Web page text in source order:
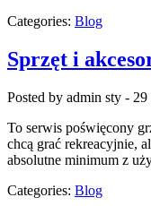
Categories: Blog
Sprzęt i
Posted by admin sty - 29
To serwis poświęcony
chcą grać rekreacyjnie,
absolutne minimum z
Categories: Blog